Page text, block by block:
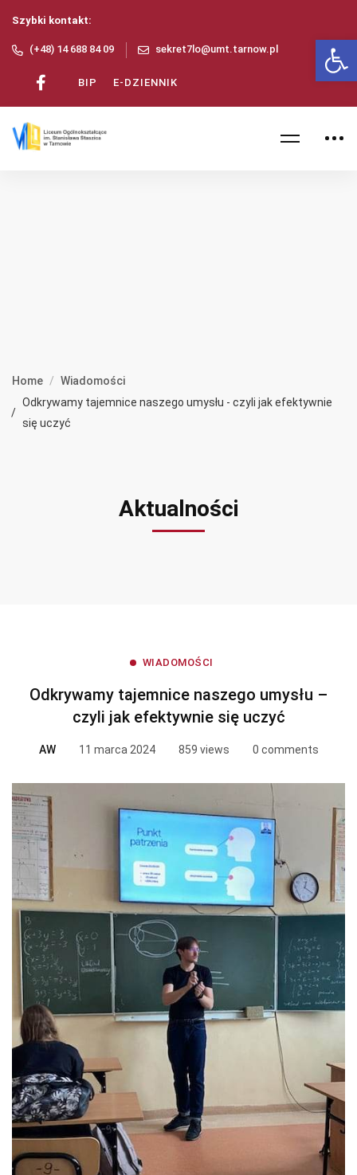
Szybki kontakt:
(+48) 14 688 84 09 sekret7lo@umt.tarnow.pl
BIP E-DZIENNIK
Home
Wiadomości
Odkrywamy tajemnice naszego umysłu - czyli jak efektywnie
się uczyć
Aktualności
WIADOMOŚCI
Odkrywamy tajemnice naszego umysłu –
czyli jak efektywnie się uczyć
AW 11 marca 2024 859 views 0 comments